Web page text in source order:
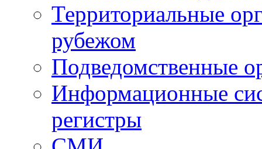
Территориальные
рубежом
Подведомственные
Информационные
регистры